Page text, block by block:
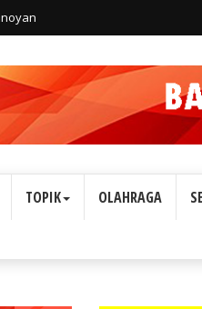
TOPIK OLAHRAGA